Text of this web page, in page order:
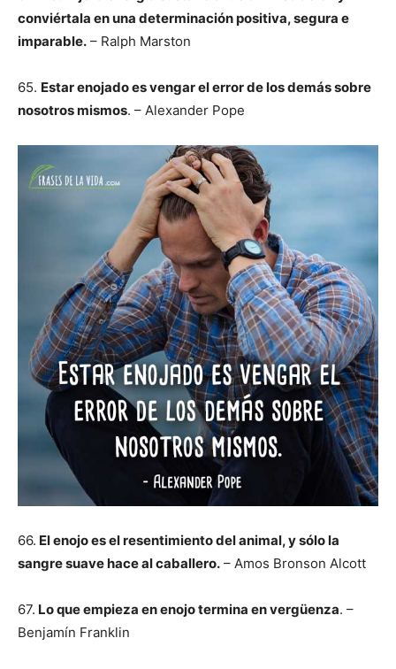
conviértala en una determinación positiva, segura e
imparable. – Ralph Marston
65. Estar enojado es vengar el error de los demás sobre
nosotros mismos. – Alexander Pope
66. El enojo es el resentimiento del animal, y sólo la
sangre suave hace al caballero. – Amos Bronson Alcott
67. Lo que empieza en enojo termina en vergüenza. –
Benjamín Franklin